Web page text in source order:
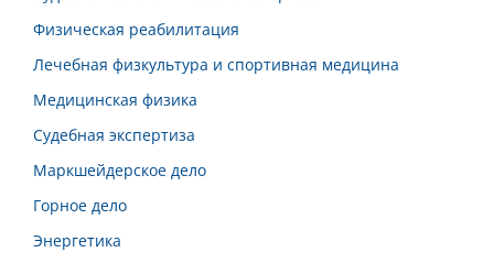
Физическая реабилитация
Лечебная физкультура и спортивная медицина
Медицинская физика
Судебная экспертиза
Маркшейдерское дело
Горное дело
Энергетика